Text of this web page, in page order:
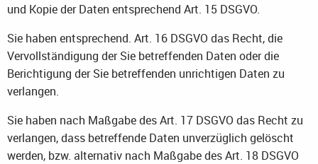
und Kopie der Daten entsprechend Art. 15 DSGVO.
Sie haben entsprechend. Art. 16 DSGVO das Recht, die
Vervollständigung der Sie betreffenden Daten oder die
Berichtigung der Sie betreffenden unrichtigen Daten zu
verlangen.
Sie haben nach Maßgabe des Art. 17 DSGVO das Recht zu
verlangen, dass betreffende Daten unverzüglich gelöscht
werden, bzw. alternativ nach Maßgabe des Art. 18 DSGVO